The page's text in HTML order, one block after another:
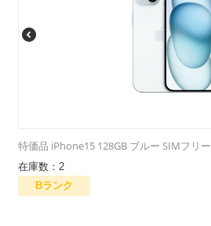
特価品 iPhone15 128GB ブルー SIMフリー
在庫数：2
Bランク